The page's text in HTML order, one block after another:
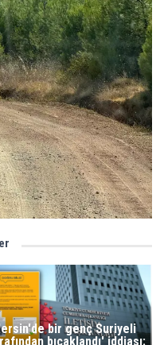
bir genç Suriyeli
bıçaklandı' iddiası: